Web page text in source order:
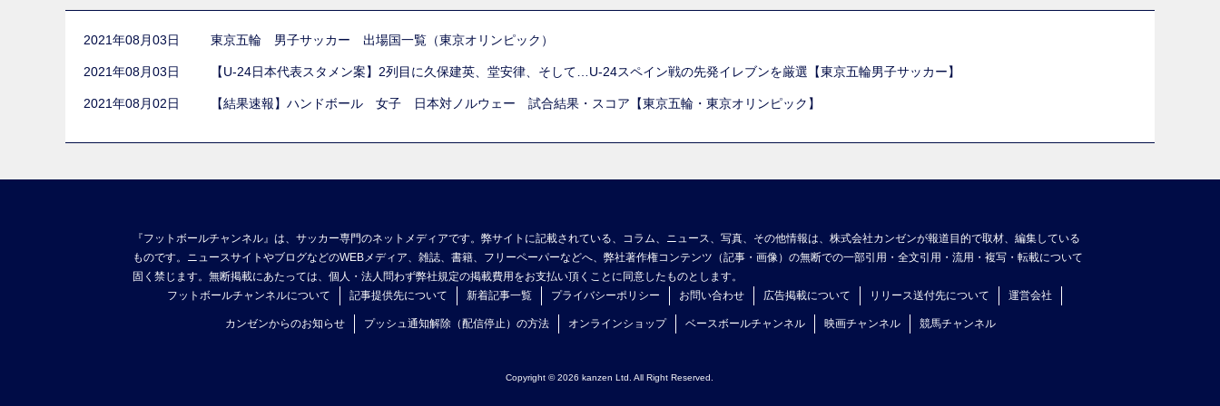
2021年08月03日 東京五輪 男子サッカー 出場国一覧（東京オリンピック）
2021年08月03日 【U-24日本代表スタメン案】2列目に久保建英、堂安律、そして…U-24スペイン戦の先発イレブンを厳選【東京五輪男子サッカー】
2021年08月02日 【結果速報】ハンドボール 女子 日本対ノルウェー 試合結果・スコア【東京五輪・東京オリンピック】
『フットボールチャンネル』は、サッカー専門のネットメディアです。弊サイトに記載されている、コラム、ニュース、写真、その他情報は、株式会社カンゼンが報道目的で取材、編集している
ものです。ニュースサイトやブログなどのWEBメディア、雑誌、書籍、フリーペーパーなどへ、弊社著作権コンテンツ（記事・画像）の無断での一部引用・全文引用・流用・複写・転載について
固く禁じます。無断掲載にあたっては、個人・法人問わず弊社規定の掲載費用をお支払い頂くことに同意したものとします。
フットボールチャンネルについて
記事提供先について 新着記事一覧 プライバシーポリシー お問い合わせ 広告掲載について リリース送付先について 運営会社
カンゼンからのお知らせ プッシュ通知解除（配信停止）の方法 オンラインショップ ベースボールチャンネル 映画チャンネル 競馬チャンネル
Copyright © 2026 kanzen Ltd. All Right Reserved.